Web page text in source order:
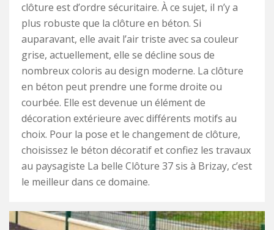
clôture est d’ordre sécuritaire. À ce sujet, il n’y a
plus robuste que la clôture en béton. Si
auparavant, elle avait l’air triste avec sa couleur
grise, actuellement, elle se décline sous de
nombreux coloris au design moderne. La clôture
en béton peut prendre une forme droite ou
courbée. Elle est devenue un élément de
décoration extérieure avec différents motifs au
choix. Pour la pose et le changement de clôture,
choisissez le béton décoratif et confiez les travaux
au paysagiste La belle Clôture 37 sis à Brizay, c’est
le meilleur dans ce domaine.